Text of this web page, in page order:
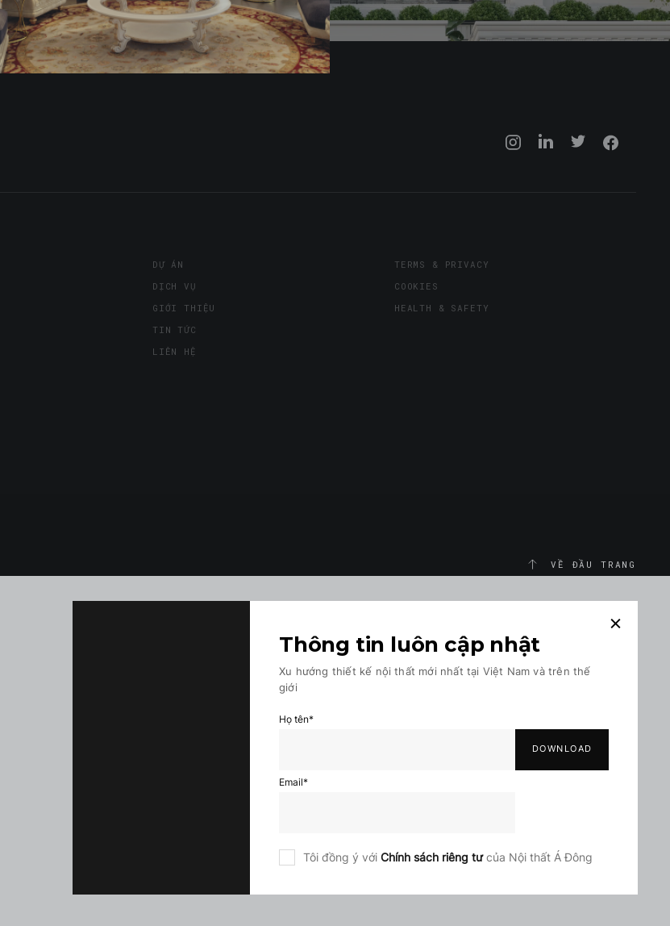
Thông tin luôn cập nhật
Xu hướng thiết kế nội thất mới nhất tại Việt Nam và trên thế
giới
Họ tên*
Email*
Tôi đồng ý vớiChính sách riêng tưcủa Nội thất Á Đông
DỰ ÁN
DỊCH VỤ
GIỚI THIỆU
TIN TỨC
LIÊN HỆ
TERMS & PRIVACY
COOKIES
HEALTH & SAFETY
VỀ ĐẦU TRANG